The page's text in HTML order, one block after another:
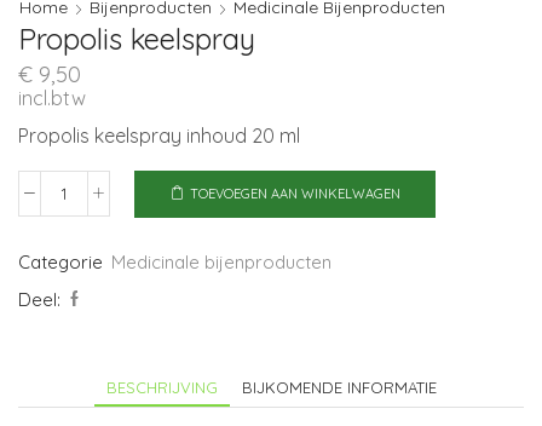
Home Bijenproducten Medicinale Bijenproducten
Propolis keelspray
€ 9,50
incl.btw
Propolis keelspray inhoud 20 ml
Propolis
aantal
TOEVOEGEN AAN WINKELWAGEN
Categorie Medicinale bijenproducten
Deel:
BESCHRIJVING BIJKOMENDE INFORMATIE